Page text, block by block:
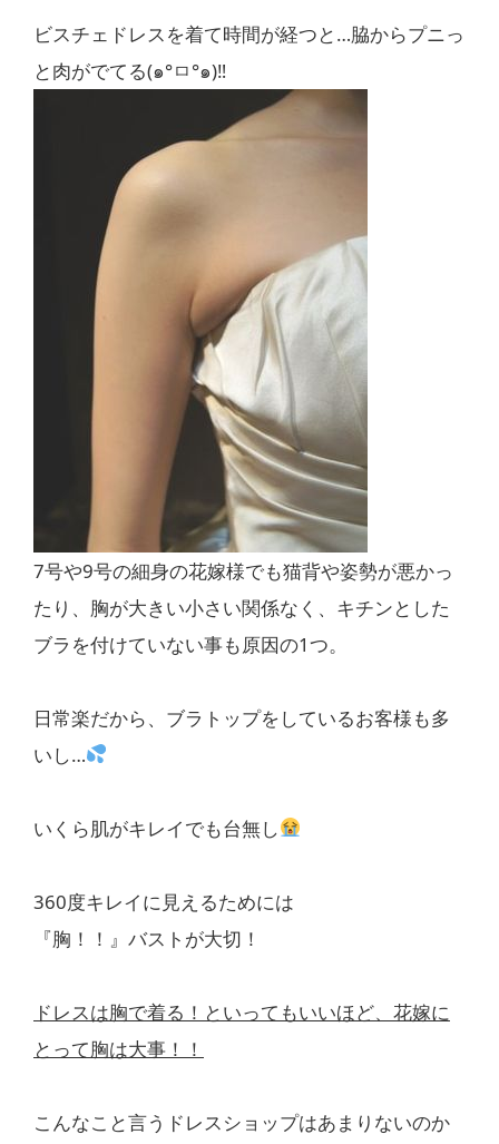
ビスチェドレスを着て時間が経つと…脇からプニっ
と肉がでてる(๑°ㅁ°๑)‼
7号や9号の細身の花嫁様でも猫背や姿勢が悪かっ
たり、胸が大きい小さい関係なく、キチンとした
ブラを付けていない事も原因の1つ。
日常楽だから、ブラトップをしているお客様も多
いし…
いくら肌がキレイでも台無し
360度キレイに見えるためには
『胸！！』バストが大切！
ドレスは胸で着る！といってもいいほど、花嫁に
とって胸は大事！！
こんなこと言うドレスショップはあまりないのか